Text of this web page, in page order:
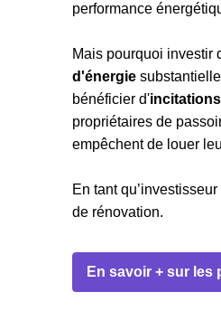
performance
Mais pourquoi investir
d'énergie
bénéficier d'
propriétaires de
empêchent de louer
En tant
de rénovation.
En savoir + sur les